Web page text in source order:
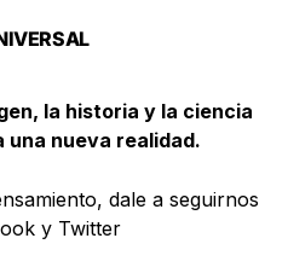
la historia y la ciencia
una nueva realidad.
dale a seguirnos
y Twitter